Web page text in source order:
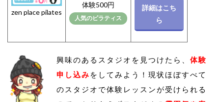
zen place pilates
体験500円
人気のピラティス
詳細はこち
ら
興味のあるスタジオを見つけたら、 体験
申し込み をしてみよう！現状ほぼすべて
のスタジオで体験レッスンが受けられる